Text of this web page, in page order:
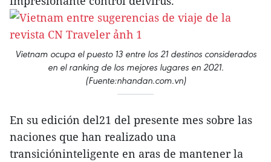
Vietnam ocupa el puesto 13 entre los 21 destinos considerados
en el ranking de los mejores lugares en 2021.
(Fuente:nhandan.com.vn)
En su edición del21 del presente mes sobre las
naciones que han realizado una
transicióninteligente en aras de mantener la